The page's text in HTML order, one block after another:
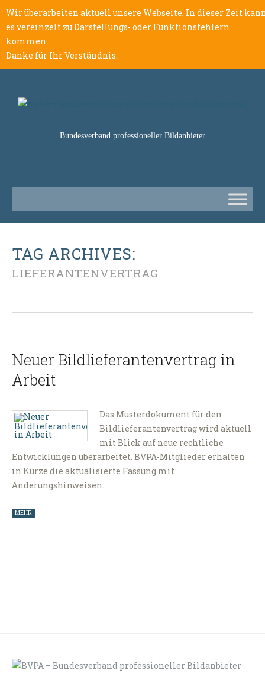
Wir überarbeiten aktuell unsere Webseite. In dieser Zeit
es vereinzelt zu Darstellungs- oder Funktionsfehlern
kommen.
Danke für Ihr Verständnis.
Bundesverband professioneller Bildanbieter
TAG ARCHIVES:
LIEFERANTENVERTRAG
Neuer Bildlieferantenvertrag in
Arbeit
Das Musterdokument für den
Bildlieferantenvertrag wird aktuell
mit Blick auf neue rechtliche
Entwicklungen überarbeitet. BVPA-Mitglieder erhalten
in Kürze die aktualisierte Fassung mit
Änderungshinweisen.
MEHR